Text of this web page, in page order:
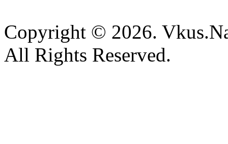
Copyright © 2026.
All Rights Reserved.